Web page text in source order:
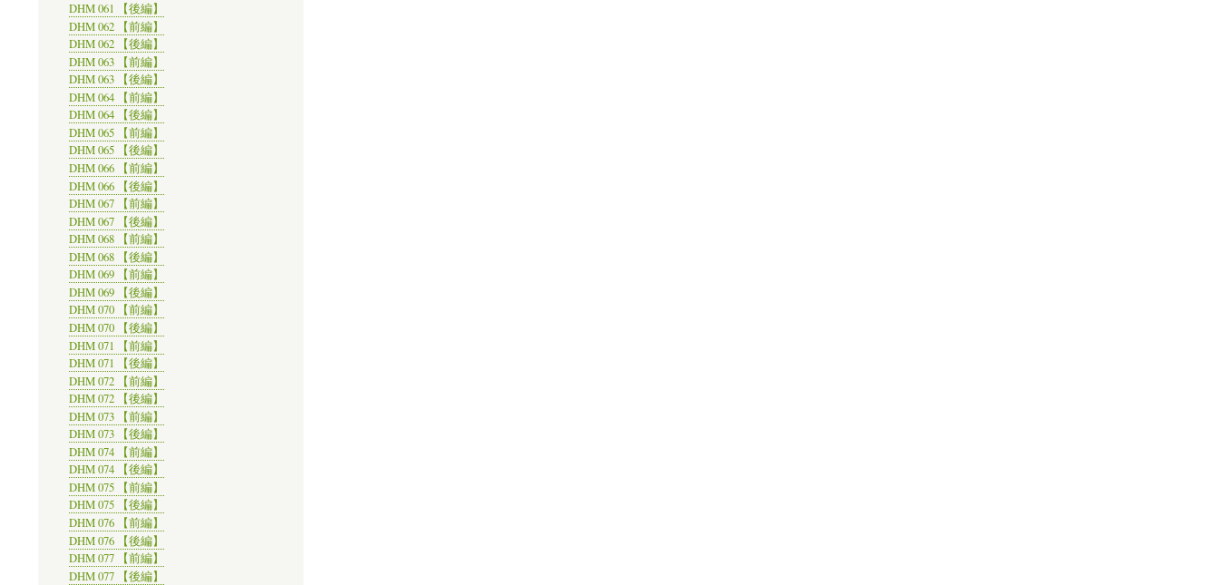
DHM 061 【後編】
DHM 062 【前編】
DHM 062 【後編】
DHM 063 【前編】
DHM 063 【後編】
DHM 064 【前編】
DHM 064 【後編】
DHM 065 【前編】
DHM 065 【後編】
DHM 066 【前編】
DHM 066 【後編】
DHM 067 【前編】
DHM 067 【後編】
DHM 068 【前編】
DHM 068 【後編】
DHM 069 【前編】
DHM 069 【後編】
DHM 070 【前編】
DHM 070 【後編】
DHM 071 【前編】
DHM 071 【後編】
DHM 072 【前編】
DHM 072 【後編】
DHM 073 【前編】
DHM 073 【後編】
DHM 074 【前編】
DHM 074 【後編】
DHM 075 【前編】
DHM 075 【後編】
DHM 076 【前編】
DHM 076 【後編】
DHM 077 【前編】
DHM 077 【後編】